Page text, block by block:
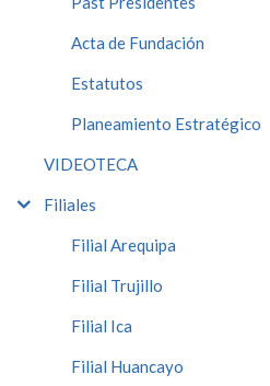
Acta de Fundación
Estatutos
Planeamiento Estratégico
VIDEOTECA
Filiales
Filial Arequipa
Filial Trujillo
Filial Ica
Filial Huancayo